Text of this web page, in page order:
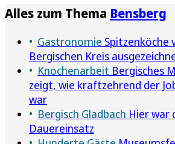
Alles zum Thema Bensberg
Gastronomie Spitzenköche
Bergischen Kreis
Knochenarbeit Bergisches
zeigt, wie kraftzehrend der
war
Bergisch Gladbach Hier war
Dauereinsatz